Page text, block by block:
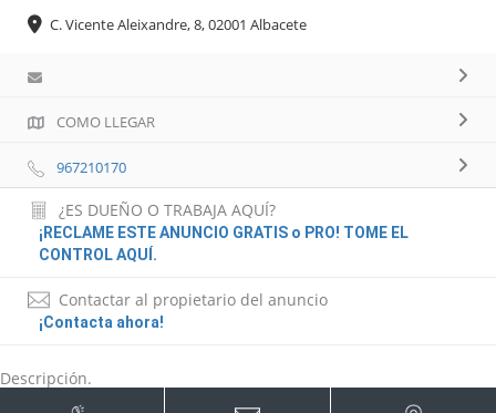
C. Vicente Aleixandre, 8, 02001 Albacete
COMO LLEGAR
967210170
¿ES DUEÑO O TRABAJA AQUÍ?
¡RECLAME ESTE ANUNCIO GRATIS o PRO! TOME EL
CONTROL AQUÍ.
Contactar al propietario del anuncio
¡Contacta ahora!
Descripción.